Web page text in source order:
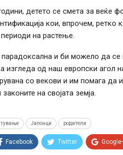
детето се смета за веќе
кои, впрочем, ретко
на растење.
парадоксална и би можело да
изгледа од наш европски агол
со векови и им помага да
на својата земја.
Јапонци родители
Facebook Twitter